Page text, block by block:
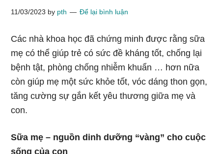
11/03/2023 by pth Để lại bình luận
Các nhà khoa học đã chứng minh được rằng sữa
mẹ có thể giúp trẻ có sức đề kháng tốt, chống lại
bệnh tật, phòng chống nhiễm khuẩn … hơn nữa
còn giúp mẹ một sức khỏe tốt, vóc dáng thon gọn,
tăng cường sự gắn kết yêu thương giữa mẹ và
con.
Sữa mẹ – nguồn dinh dưỡng “vàng” cho cuộc
sống của con